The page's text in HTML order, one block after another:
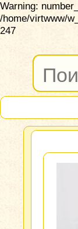
Warning:
/home/virtwww/
247